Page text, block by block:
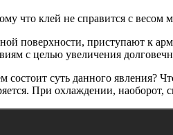
что клей не справится с весом
поверхности, приступают к
с целью увеличения
состоит суть данного
При охлаждении, наоборот,